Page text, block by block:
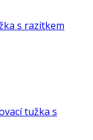
tužka s